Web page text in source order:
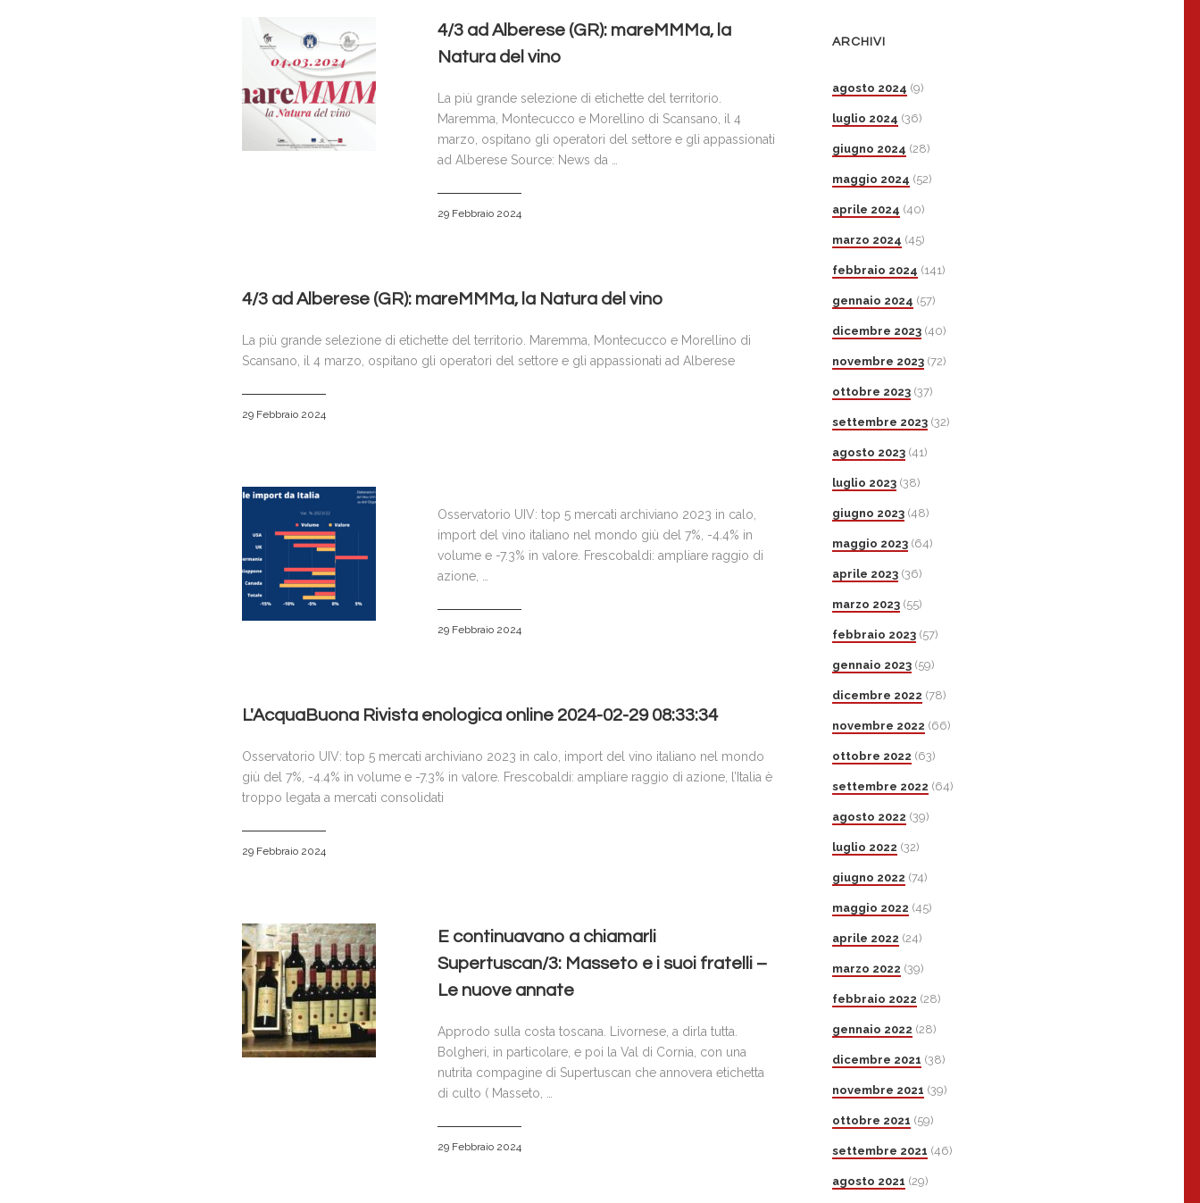
4/3 ad Alberese (GR): mareMMMa, la
Natura del vino
La più grande selezione di etichette del territorio.
Maremma, Montecucco e Morellino di Scansano, il 4
marzo, ospitano gli operatori del settore e gli appassionati
ad Alberese Source: News da …
29 Febbraio 2024
4/3 ad Alberese (GR): mareMMMa, la Natura del vino
La più grande selezione di etichette del territorio. Maremma, Montecucco e Morellino di
Scansano, il 4 marzo, ospitano gli operatori del settore e gli appassionati ad Alberese
29 Febbraio 2024
Osservatorio UIV: top 5 mercati archiviano 2023 in calo,
import del vino italiano nel mondo giù del 7%, -4.4% in
volume e -7.3% in valore. Frescobaldi: ampliare raggio di
azione, …
29 Febbraio 2024
L'AcquaBuona Rivista enologica online 2024-02-29 08:33:34
Osservatorio UIV: top 5 mercati archiviano 2023 in calo, import del vino italiano nel mondo
giù del 7%, -4.4% in volume e -7.3% in valore. Frescobaldi: ampliare raggio di azione, l’Italia è
troppo legata a mercati consolidati
29 Febbraio 2024
E continuavano a chiamarli
Supertuscan/3: Masseto e i suoi fratelli –
Le nuove annate
Approdo sulla costa toscana. Livornese, a dirla tutta.
Bolgheri, in particolare, e poi la Val di Cornia, con una
nutrita compagine di Supertuscan che annovera etichetta
di culto ( Masseto, …
29 Febbraio 2024
ARCHIVI
agosto 2024 (9)
luglio 2024 (36)
giugno 2024 (28)
maggio 2024 (52)
aprile 2024 (40)
marzo 2024 (45)
febbraio 2024 (141)
gennaio 2024 (57)
dicembre 2023(40)
novembre 2023(72)
ottobre 2023(37)
settembre 2023(32)
agosto 2023(41)
luglio 2023(38)
giugno 2023(48)
maggio 2023(64)
aprile 2023(36)
marzo 2023(55)
febbraio 2023(57)
gennaio 2023(59)
dicembre 2022 (78)
novembre 2022 (66)
ottobre 2022 (63)
settembre 2022 (64)
agosto 2022 (39)
luglio 2022 (32)
giugno 2022 (74)
maggio 2022 (45)
aprile 2022 (24)
marzo 2022 (39)
febbraio 2022 (28)
gennaio 2022 (28)
dicembre 2021 (38)
novembre 2021 (39)
ottobre 2021 (59)
settembre 2021 (46)
agosto 2021 (29)